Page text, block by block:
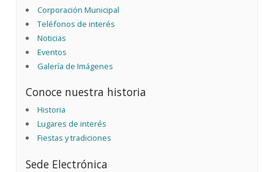
Corporación Municipal
Teléfonos de interés
Noticias
Eventos
Galería de Imágenes
Conoce nuestra historia
Historia
Lugares de interés
Fiestas y tradiciones
Sede Electrónica